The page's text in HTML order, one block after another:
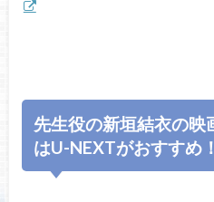
先生役の新垣結衣の映
はU-NEXTがおすすめ！